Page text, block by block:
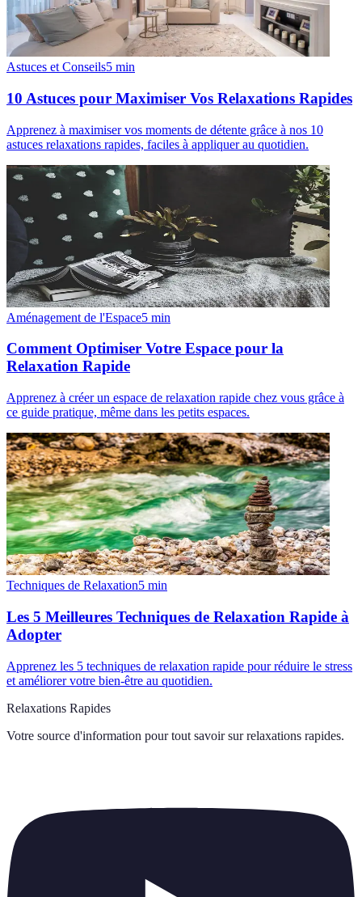
Astuces et Conseils5 min
10 Astuces pour Maximiser Vos Relaxations Rapides
Apprenez à maximiser vos moments de détente grâce à nos 10
astuces relaxations rapides, faciles à appliquer au quotidien.
Aménagement de l'Espace5 min
Comment Optimiser Votre Espace pour la
Relaxation Rapide
Apprenez à créer un espace de relaxation rapide chez vous grâce à
ce guide pratique, même dans les petits espaces.
Techniques de Relaxation5 min
Les 5 Meilleures Techniques de Relaxation Rapide à
Adopter
Apprenez les 5 techniques de relaxation rapide pour réduire le stress
et améliorer votre bien-être au quotidien.
Relaxations Rapides
Votre source d'information pour tout savoir sur relaxations rapides.